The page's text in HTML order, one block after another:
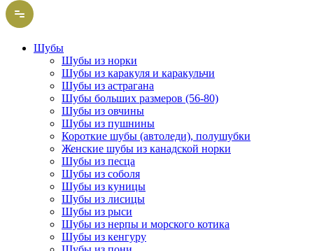
Шубы
Шубы из норки
Шубы из каракуля и каракульчи
Шубы из астрагана
Шубы больших размеров (56-80)
Шубы из овчины
Шубы из пушнины
Короткие шубы (автоледи), полушубки
Женские шубы из канадской норки
Шубы из песца
Шубы из соболя
Шубы из куницы
Шубы из лисицы
Шубы из рыси
Шубы из нерпы и морского котика
Шубы из кенгуру